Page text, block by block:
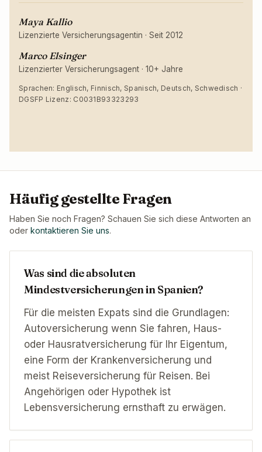
Maya Kallio
Lizenzierte Versicherungsagentin · Seit 2012
Marco Elsinger
Lizenzierter Versicherungsagent · 10+ Jahre
Sprachen: Englisch, Finnisch, Spanisch, Deutsch, Schwedisch ·
DGSFP Lizenz: C0031B93323293
Häufig gestellte Fragen
Haben Sie noch Fragen? Schauen Sie sich diese Antworten an
oder kontaktieren Sie uns.
Was sind die absoluten
Mindestversicherungen in Spanien?
Für die meisten Expats sind die Grundlagen:
Autoversicherung wenn Sie fahren, Haus-
oder Hausratversicherung für Ihr Eigentum,
eine Form der Krankenversicherung und
meist Reiseversicherung für Reisen. Bei
Angehörigen oder Hypothek ist
Lebensversicherung ernsthaft zu erwägen.